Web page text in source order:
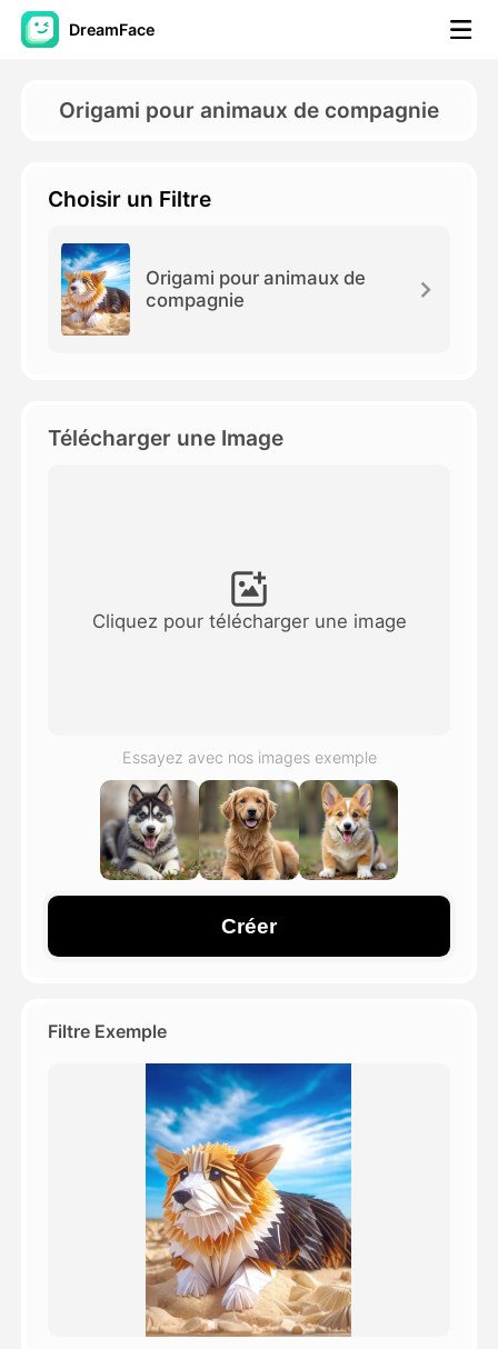
DreamFace
Outils AI
AI vidéo
Photos d'IA
Autres outils
Voir tous les modèles
Blog
Origami pour animaux de compagnie
Choisir un Filtre
Origami pour animaux de
compagnie
Télécharger une Image
Cliquez pour télécharger une image
Essayez avec nos images exemple
Créer
Filtre Exemple